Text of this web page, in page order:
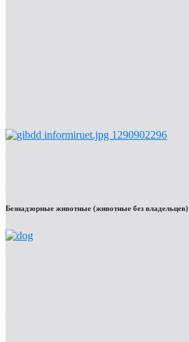
Безнадзорные животные (животные без владельцев)